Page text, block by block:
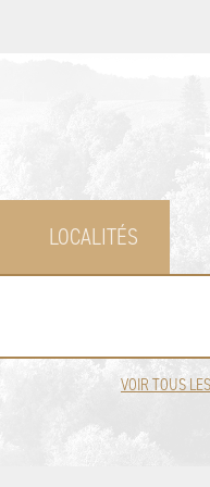
LOCALITÉS
VOIR TOUS